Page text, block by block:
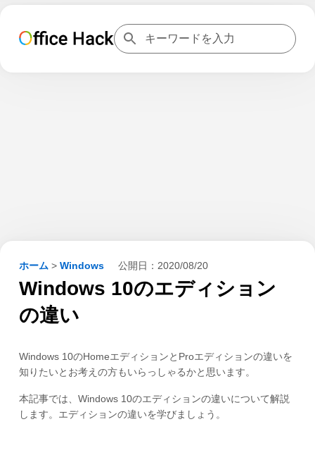
ホーム > Windows 公開日： 2020/08/20
Windows 10のエディション
の違い
Windows 10のHomeエディションとProエディションの違いを
知りたいとお考えの方もいらっしゃるかと思います。
本記事では、Windows 10のエディションの違いについて解説
します。エディションの違いを学びましょう。